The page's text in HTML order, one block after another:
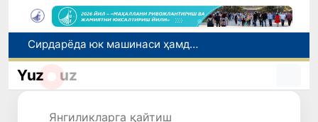
Хорватияда юк ва йўловчи поездларининг тўқнашиб кетиши оқибатида 24 киши жабрланди
Бозор хизматларининг 40 фоиздан ортиғи пойтахт ҳиссасига тўғри келмоқда
“Мен таниган Ўзбекистон!”
Yuz uz
Янгиликларга қайтиш